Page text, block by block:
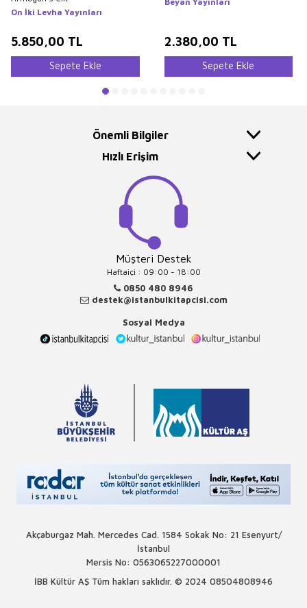
On İki Levha Yayınları
5.850,00 TL
Sepete Ekle
2.380,00 TL
Sepete Ekle
Önemli Bilgiler
Hızlı Erişim
Müşteri Destek
Haftaiçi : 09:00 - 18:00
0850 480 8946
destek@istanbulkitapcisi.com
Sosyal Medya
Akçaburgaz Mah. Mercedes Cad. 1584 Sokak No: 21 Esenyurt/
İstanbul
Mersis No: 0563065227000001
İBB Kültür AŞ Tüm hakları saklıdır. © 2024 08504808946